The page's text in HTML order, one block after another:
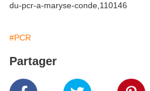
du-pcr-a-maryse-conde,110146
#PCR
Partager